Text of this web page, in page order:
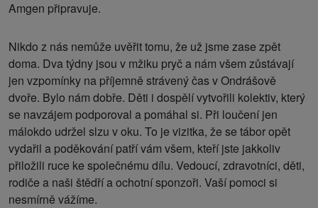
Amgen připravuje.
Nikdo z nás nemůže uvěřit tomu, že už jsme zase zpět
doma. Dva týdny jsou v mžiku pryč a nám všem zůstávají
jen vzpomínky na příjemně strávený čas v Ondrášově
dvoře. Bylo nám dobře. Děti i dospělí vytvořili kolektiv, který
se navzájem podporoval a pomáhal si. Při loučení jen
málokdo udržel slzu v oku. To je vizitka, že se tábor opět
vydařil a poděkování patří vám všem, kteří jste jakkoliv
přiložili ruce ke společnému dílu. Vedoucí, zdravotníci, děti,
rodiče a naši štědří a ochotní sponzoři. Vaší pomoci si
nesmírně vážíme.